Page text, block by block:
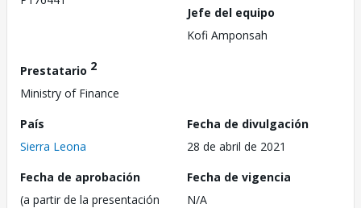
Jefe del equipo
Kofi Amponsah
Prestatario 2
Ministry of Finance
País
Sierra Leona
Fecha de divulgación
28 de abril de 2021
Fecha de aprobación
(a partir de la presentación
Fecha de vigencia
N/A